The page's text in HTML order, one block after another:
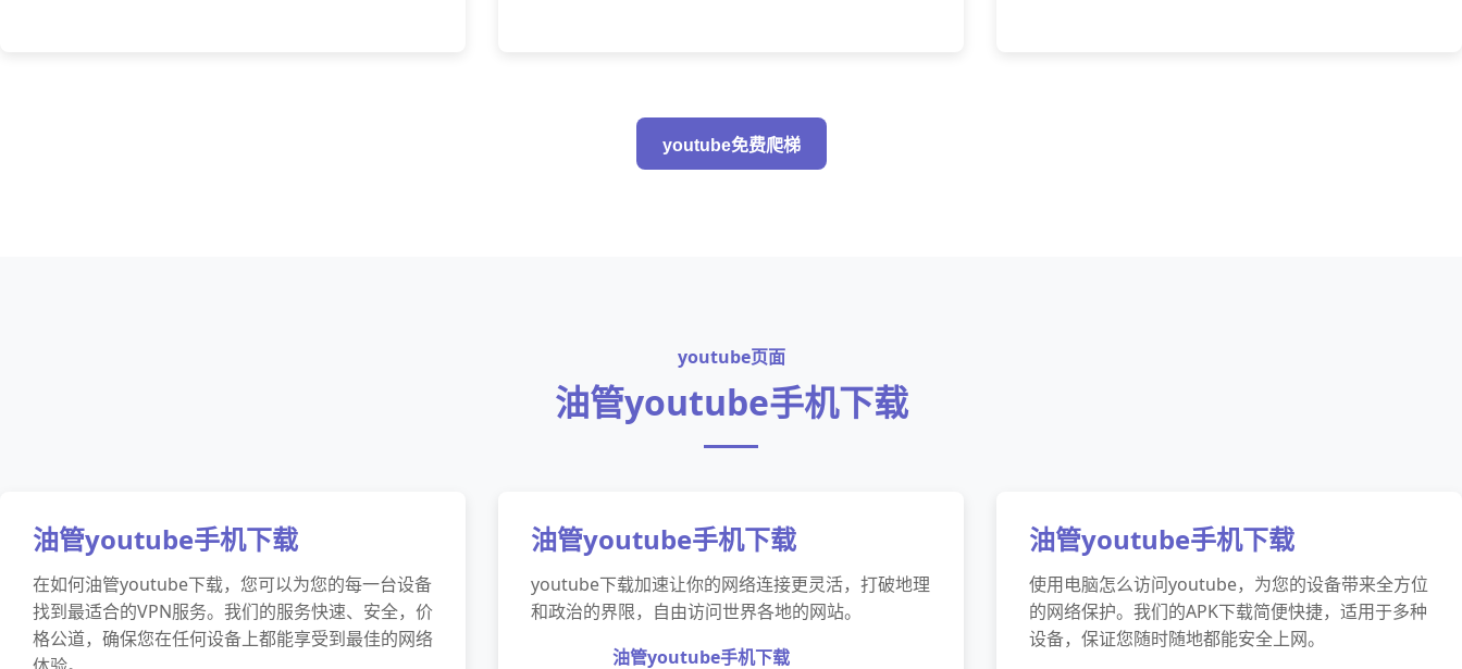
youtube免费爬梯
youtube页面
油管youtube手机下载
油管youtube手机下载
在如何油管youtube下载，您可以为您的每一台设备
找到最适合的VPN服务。我们的服务快速、安全，价
格公道，确保您在任何设备上都能享受到最佳的网络
油管youtube手机下载
youtube下载加速让你的网络连接更灵活，打破地理
和政治的界限，自由访问世界各地的网站。
油管youtube手机下载
油管youtube手机下载
使用电脑怎么访问youtube，为您的设备带来全方位
的网络保护。我们的APK下载简便快捷，适用于多种
设备，保证您随时随地都能安全上网。